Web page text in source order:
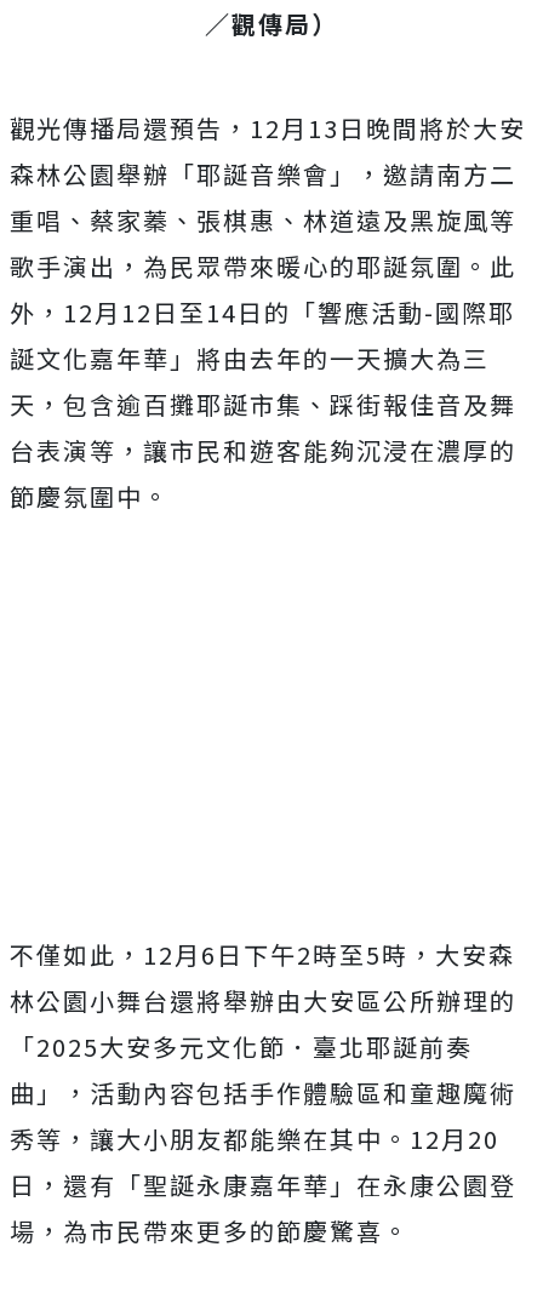
／觀傳局）
觀光傳播局還預告，12月13日晚間將於大安
森林公園舉辦「耶誕音樂會」，邀請南方二
重唱、蔡家蓁、張棋惠、林道遠及黑旋風等
歌手演出，為民眾帶來暖心的耶誕氛圍。此
外，12月12日至14日的「響應活動-國際耶
誕文化嘉年華」將由去年的一天擴大為三
天，包含逾百攤耶誕市集、踩街報佳音及舞
台表演等，讓市民和遊客能夠沉浸在濃厚的
節慶氛圍中。
不僅如此，12月6日下午2時至5時，大安森
林公園小舞台還將舉辦由大安區公所辦理的
「2025大安多元文化節．臺北耶誕前奏
曲」，活動內容包括手作體驗區和童趣魔術
秀等，讓大小朋友都能樂在其中。12月20
日，還有「聖誕永康嘉年華」在永康公園登
場，為市民帶來更多的節慶驚喜。